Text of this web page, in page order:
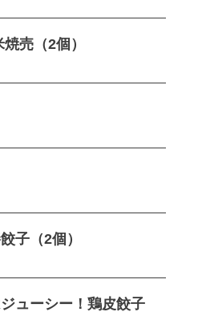
売（2個）
子（2個）
ューシー！鶏皮餃子